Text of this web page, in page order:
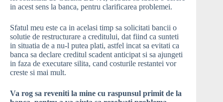
in acest sens la banca, pentru clarificarea problemei.
Sfatul meu este ca in acelasi timp sa solicitati bancii o
solutie de restructurare a creditului, dat fiind ca sunteti
in situatia de a nu-l putea plati, astfel incat sa evitati ca
banca sa declare creditul scadent anticipat si sa ajungeti
in faza de executare silita, cand costurile restantei vor
creste si mai mult.
Va rog sa reveniti la mine cu raspunsul primit de la